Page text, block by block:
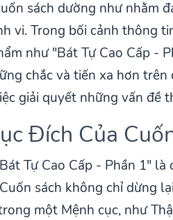
sách dường như nhằm
vi. Trong bối cảnh thông
như "Bát Tự Cao Cấp -
chắc và tiến xa hơn
giải quyết những vấn
Đích Của
Tự Cao Cấp - Phần 1"
sách không chỉ dừng
một Mệnh cục, như